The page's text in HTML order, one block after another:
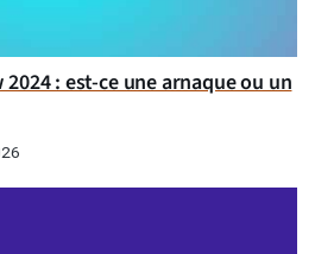
: est-ce une arnaque ou un